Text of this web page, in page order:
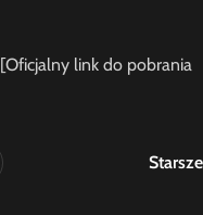
[Oficjalny link do pobrania
Starsze